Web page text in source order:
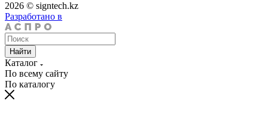
2026 © signtech.kz
Разработано в
Найти
Каталог
По всему сайту
По каталогу